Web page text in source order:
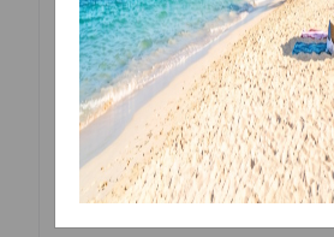
Lebensmitteltinte Farbstoffe je
unterschiedlichen Mengen:
Wasser, Trägerstoff: E1520,
Farbstoff: E151, Farbstoffe:E110*,
Emulgator: E433
* Kann Aktivität und
beeinträchtigen